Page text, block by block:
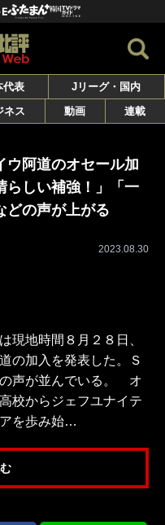
代表
Jリーグ・国内
ネス 動画 連載
ウ阿道のオセール加
らしい補強！」「一
どの声が上がる
2023.08.30
現地時間８月２８日、
の加入を発表した。Ｓ
の声が並んでいる。 オ
校からジェフユナイテ
を歩み始…